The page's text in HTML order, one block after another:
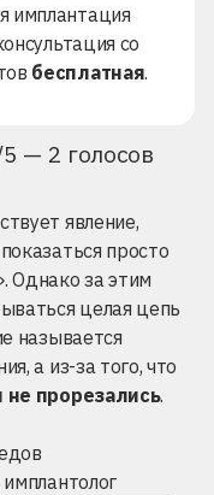
имплантация
со
бесплатная.
— 2 голосов
явление,
просто
Однако за этим
целая цепь
называется
а из-за того, что
не прорезались.